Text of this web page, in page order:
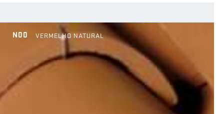
N00 VERMELHO NATURAL